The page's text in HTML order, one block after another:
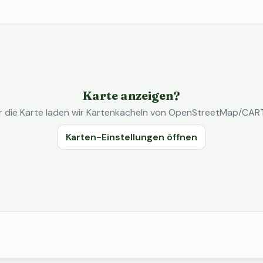
Karte anzeigen?
die Karte laden wir Kartenkacheln von OpenStreetMap/
Karten-Einstellungen öffnen